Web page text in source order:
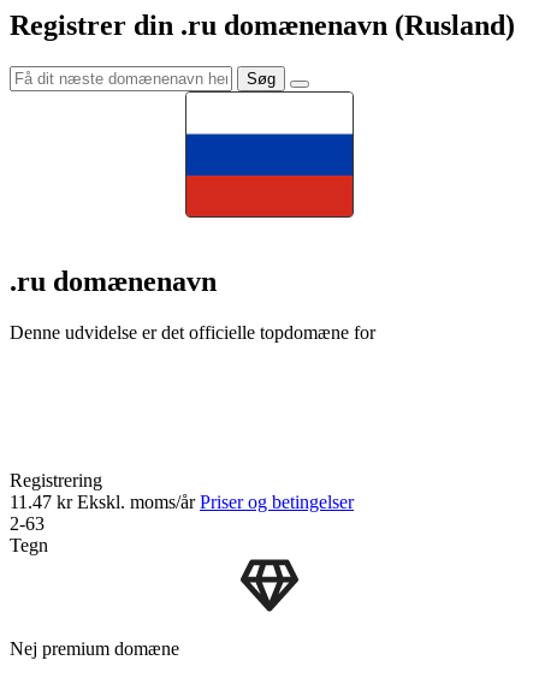
Registrer din .ru domænenavn (Rusland)
.ru domænenavn
Denne udvidelse er det officielle topdomæne for
Registrering
11.47 krEkskl. moms/årPriser og betingelser
2-63
Tegn
Nej premium domæne